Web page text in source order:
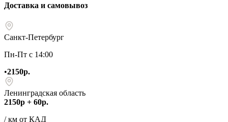
Доставка и самовывоз
Санкт-Петербург
Пн-Пт с 14:00
•2150р.
Ленинградская область
2150р + 60р.
/ км от КАД